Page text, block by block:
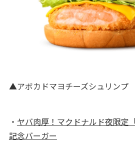
▲アボカドマヨチーズシュリンプ
・ ヤバ肉厚！マクドナルド夜限定
記念バーガー